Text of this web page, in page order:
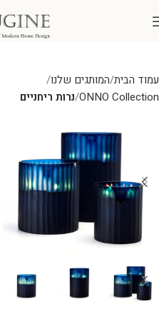
עמוד הבית המותגים שלנו
ONNO Collection נרות ריחניים